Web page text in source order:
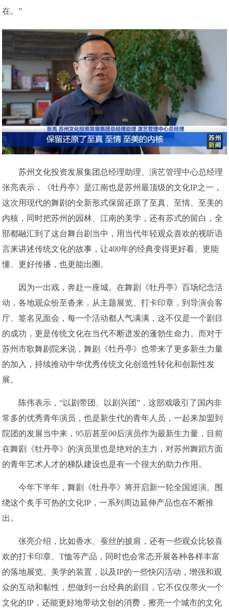
在。”
苏州文化投资发展集团总经理助理、演艺管理中心总经理
张亮表示，《牡丹亭》是江南也是苏州最顶级的文化IP之一，
这次用现代的舞剧的全新形式保留还原了至真、至情、至美的
内核，同时把苏州的园林、江南的美学，还有苏式的留白，全
部都融汇到了这台舞台剧当中，用当代年轻观众喜欢的视听语
言来讲述传统文化的故事，让400年的经典变得更好看、更能
懂、更好传播，也更能出圈。
因为一出戏，奔赴一座城。在舞剧《牡丹亭》百场纪念活
动，各地观众纷至沓来，从主题展览、打卡印章，到导演会客
厅、签名见面会，每一个活动都人气满满，这不仅是一个剧目
的成功，更是传统文化在当代不断迸发的蓬勃生命力。而对于
苏州市歌舞剧院来说，舞剧《牡丹亭》也带来了更多新生力量
的加入，持续推动中华优秀传统文化创造性转化和创新性发
展。
陈伟表示，“以剧带团、以剧兴团”，这部戏吸引了国内非
常多的优秀青年演员，也是新生代的青年人员，一起来加盟到
院团的发展当中来，95后甚至00后演员作为最新生力量，目前
在舞剧《牡丹亭》的演员里也是绝对的主力，对苏州舞蹈方面
的青年艺术人才的梯队建设也是有一个很大的助力作用。
今年下半年，舞剧《牡丹亭》将开启新一轮全国巡演。围
绕这个炙手可热的文化IP，一系列周边延伸产品也在不断推
出。
张亮介绍，比如香水、蚕丝的披肩，还有一些观众比较喜
欢的打卡印章、T恤等产品，同时也会常态开展各种各样丰富
的落地展览、美学的装置，以及IP的一些快闪活动，增强和观
众的互动和黏性，想做到一台经典的剧目，它不仅仅带火一个
文化的IP，还能更好地带动文创的消费，擦亮一个城市的文化